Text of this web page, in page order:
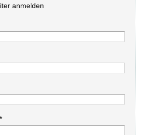
anmelden